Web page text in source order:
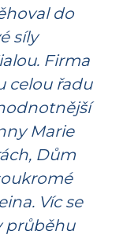
do
síly
Firma
celou řadu
Marie
Dům
Víc se
průběhu